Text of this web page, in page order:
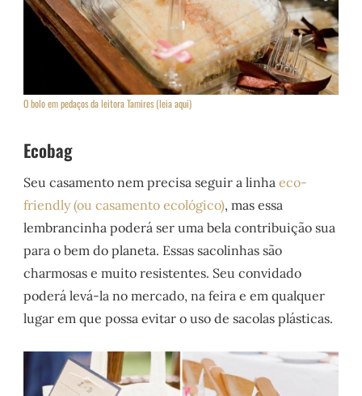
O bolo em pedaços da leitora Tamires (leia aqui)
Ecobag
Seu casamento nem precisa seguir a linhaeco-
friendly (ou casamento ecológico), mas essa
lembrancinha poderá ser uma bela contribuição sua
para o bem do planeta. Essas sacolinhas são
charmosas e muito resistentes. Seu convidado
poderá levá-la no mercado, na feira e em qualquer
lugar em que possa evitar o uso de sacolas plásticas.